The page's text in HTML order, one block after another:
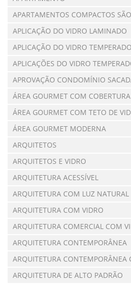
APARTAMENTOS COMPACTOS
APLICAÇÃO DO VIDRO LAMINADO
APLICAÇÃO DO VIDRO TEMPERADO
APLICAÇÕES DO VIDRO
APROVAÇÃO CONDOMÍNIO
ÁREA GOURMET COM
ÁREA GOURMET COM TETO DE
ÁREA GOURMET MODERNA
ARQUITETOS
ARQUITETOS E VIDRO
ARQUITETURA ACESSÍVEL
ARQUITETURA COM LUZ NATURAL
ARQUITETURA COM VIDRO
ARQUITETURA COMERCIAL COM
ARQUITETURA CONTEMPORÂNEA
ARQUITETURA CONTEMPORÂNEA
ARQUITETURA DE ALTO PADRÃO